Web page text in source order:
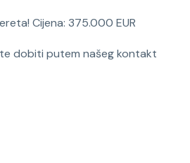
Cijena: 375.000 EUR
dobiti putem našeg kontakt